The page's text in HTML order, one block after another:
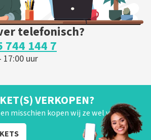
telefonisch?
744 144 7
17:00 uur
VERKOPEN?
misschien kopen wij ze wel van je!